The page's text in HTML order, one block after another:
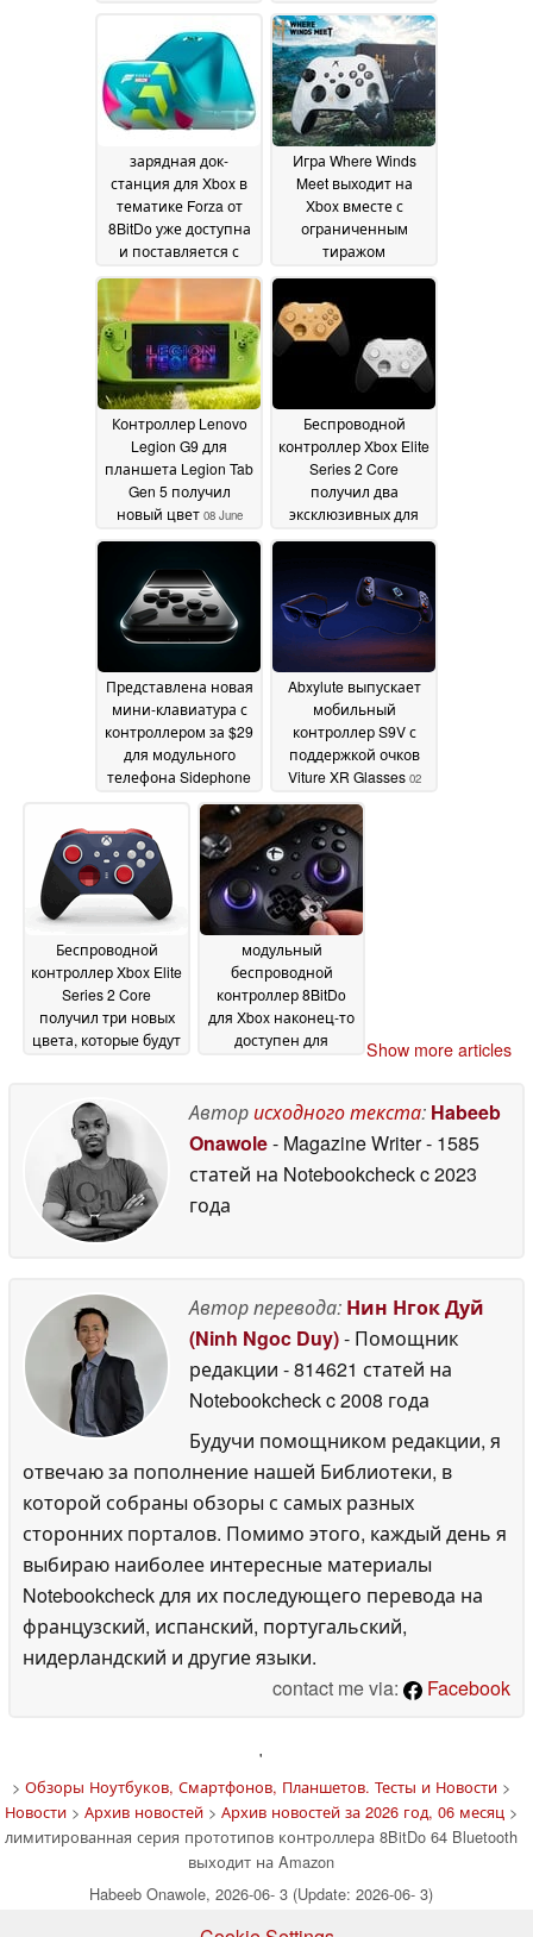
19 June 2026
зарядная док-
станция для Xbox в
тематике Forza от
8BitDo уже доступна
и поставляется с
аккумулятором для
Вашего контроллера
10 June 2026
Игра Where Winds
Meet выходит на
Xbox вместе с
ограниченным
тиражом
можете купить
2026
Контроллер Lenovo
Legion G9 для
планшета Legion Tab
Gen 5 получил
новый цвет 08 June
2026
Беспроводной
контроллер Xbox Elite
Series 2 Core
получил два
эксклюзивных для
2026
Представлена новая
мини-клавиатура с
контроллером за $29
для модульного
телефона Sidephone
02 June 2026
Abxylute выпускает
мобильный
контроллер S9V с
поддержкой очков
Viture XR Glasses 02
June 2026
Беспроводной
контроллер Xbox Elite
Series 2 Core
получил три новых
цвета, которые будут
модульный
беспроводной
контроллер 8BitDo
для Xbox наконец-то
доступен для
Show more articles
Авторисходного текста: Habeeb
Onawole- Magazine Writer- 1585
статей на Notebookcheckc 2023
года
Автор перевода: Нин Нгок Дуй
(Ninh Ngoc Duy)- Помощник
редакции - 814621 статей на
Notebookcheckc 2008 года
Будучи помощником редакции, я
отвечаю за пополнение нашей Библиотеки, в
которой собраны обзоры с самых разных
сторонних порталов. Помимо этого, каждый день я
выбираю наиболее интересные материалы
Notebookcheck для их последующего перевода на
французский, испанский, португальский,
нидерландский и другие языки.
contact me via:
Facebook
'
> Обзоры Ноутбуков, Смартфонов, Планшетов. Тесты и Новости>
Новости> Архив новостей> Архив новостей за 2026 год, 06 месяц>
лимитированная серия прототипов контроллера 8BitDo 64 Bluetooth
выходит на Amazon
Habeeb Onawole, 2026-06- 3 (Update: 2026-06- 3)